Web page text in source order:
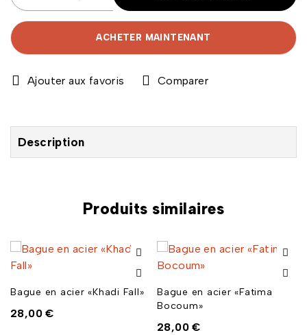
ACHETER MAINTENANT
Comparer
Description
Produits similaires
Bague en acier «Khadi Fall»
28,00€
Bague en acier «Fatima
Bocoum»
28,00€